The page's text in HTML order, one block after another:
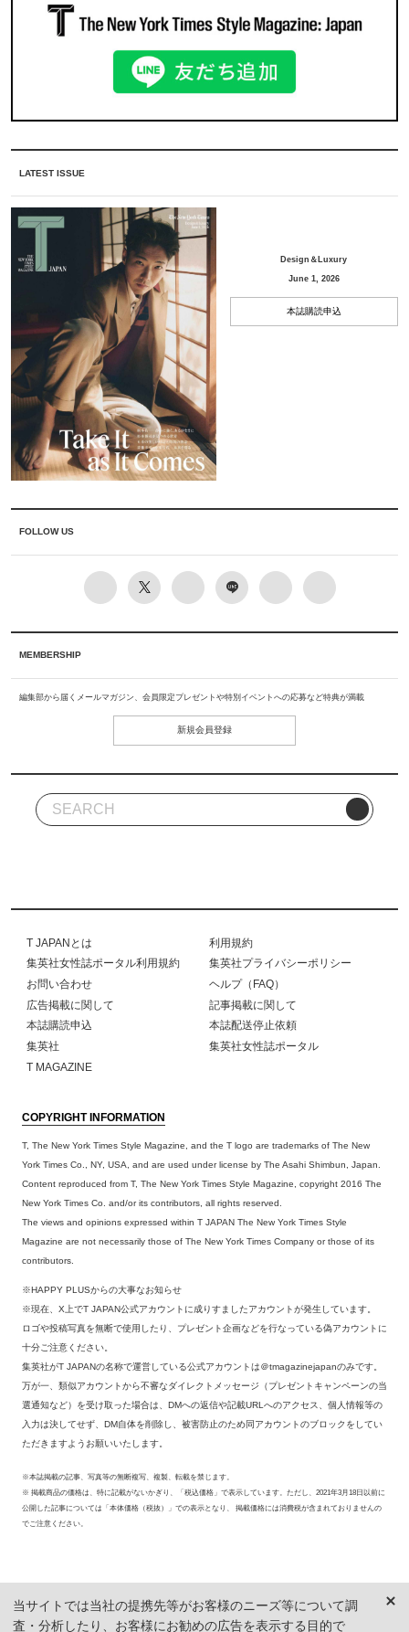
LATEST ISSUE
Design＆Luxury
June 1, 2026
本誌購読申込
FOLLOW US
MEMBERSHIP
編集部から届くメールマガジン、会員限定プレゼントや特別イベントへの応募など特典が満載
新規会員登録
T JAPANとは
利用規約
集英社女性誌ポータル利用規約
集英社プライバシーポリシー
お問い合わせ
ヘルプ（FAQ）
広告掲載に関して
記事掲載に関して
本誌購読申込
本誌配送停止依頼
集英社
集英社女性誌ポータル
T MAGAZINE
COPYRIGHT INFORMATION
T, The New York Times Style Magazine, and the T logo are trademarks of The New
York Times Co., NY, USA, and are used under license by The Asahi Shimbun, Japan.
Content reproduced from T, The New York Times Style Magazine, copyright 2016 The
New York Times Co. and/or its contributors, all rights reserved.
The views and opinions expressed within T JAPAN The New York Times Style
Magazine are not necessarily those of The New York Times Company or those of its
contributors.
※HAPPY PLUSからの大事なお知らせ
※現在、X上でT JAPAN公式アカウントに成りすましたアカウントが発生しています。
ロゴや投稿写真を無断で使用したり、プレゼント企画などを行なっている偽アカウントに
十分ご注意ください。
集英社がT JAPANの名称で運営している公式アカウントは＠tmagazinejapanのみです。
万が一、類似アカウントから不審なダイレクトメッセージ（プレゼントキャンペーンの当
選通知など）を受け取った場合は、DMへの返信や記載URLへのアクセス、個人情報等の
入力は決してせず、DM自体を削除し、被害防止のため同アカウントのブロックをしてい
ただきますようお願いいたします。
※本誌掲載の記事、写真等の無断複写、複製、転載を禁じます。
※ 掲載商品の価格は、特に記載がないかぎり、「税込価格」で表示しています。ただし、2021年3月18日以前に
公開した記事については「本体価格（税抜）」での表示となり、 掲載価格には消費税が含まれておりませんの
でご注意ください。
当サイトでは当社の提携先等がお客様のニーズ等について調
査・分析したり、お客様にお勧めの広告を表示する目的で